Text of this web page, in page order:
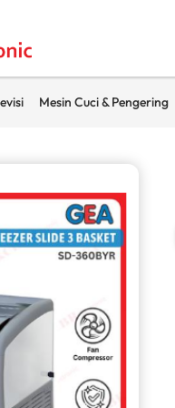
Mesin Cuci & Pengering